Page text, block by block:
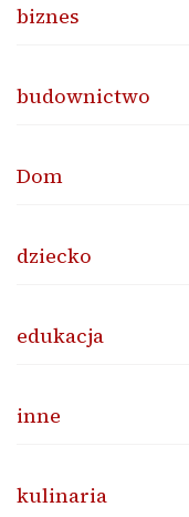
biznes
budownictwo
Dom
dziecko
edukacja
inne
kulinaria